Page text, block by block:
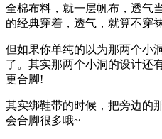
全棉布料，就一层帆布，透气
的经典穿着，透气，就算不穿
但如果你单纯的以为那两个小
了。其实那两个小洞的设计还
更合脚!
其实绑鞋带的时候，把旁边的
会合脚很多哦~